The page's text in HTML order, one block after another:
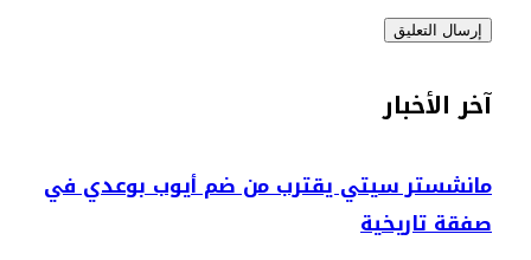
آخر الأخبار
مانشستر سيتي يقترب من ضم أيوب بوعدي في
صفقة تاريخية